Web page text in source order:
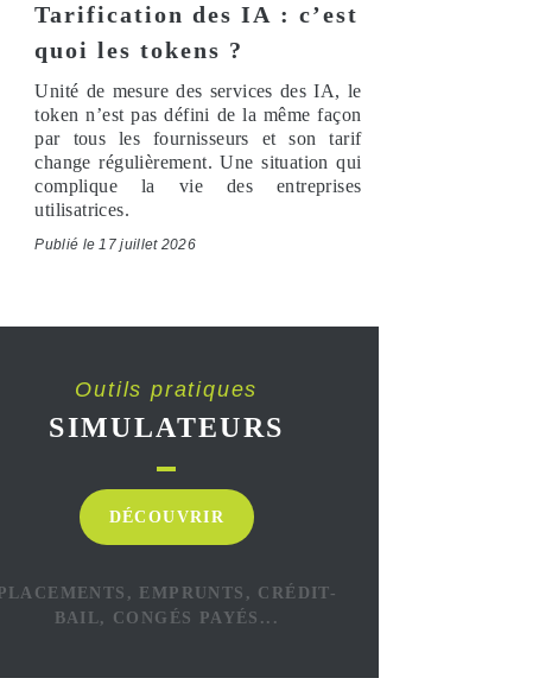
Tarification des IA : c’est
quoi les tokens ?
Unité de mesure des services des IA, le
token n’est pas défini de la même façon
par tous les fournisseurs et son tarif
change régulièrement. Une situation qui
complique la vie des entreprises
utilisatrices.
Publié le 17 juillet 2026
Outils pratiques
SIMULATEURS
DÉCOUVRIR
PLACEMENTS, EMPRUNTS, CRÉDIT-
BAIL, CONGÉS PAYÉS...